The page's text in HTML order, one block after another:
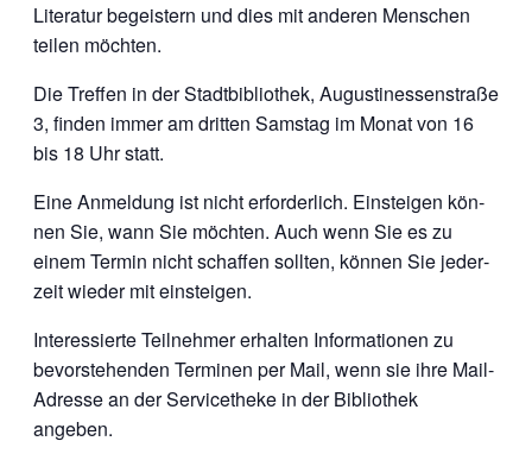
Lite­ra­tur begeis­tern und dies mit ande­ren Men­schen
tei­len möchten.
Die Tref­fen in der Stadt­bi­blio­thek, Augus­ti­nes­sen­stra­ße
3, fin­den immer am drit­ten Sams­tag im Monat von 16
bis 18 Uhr statt.
Eine Anmel­dung ist nicht erfor­der­lich. Ein­stei­gen kön­
nen Sie, wann Sie möch­ten. Auch wenn Sie es zu
einem Ter­min nicht schaf­fen soll­ten, kön­nen Sie jeder­
zeit wie­der mit einsteigen.
Inter­es­sier­te Teil­neh­mer erhal­ten Infor­ma­tio­nen zu
bevor­ste­hen­den Ter­mi­nen per Mail, wenn sie ihre Mail-
Adres­se an der Ser­vice­the­ke in der Biblio­thek
angeben.